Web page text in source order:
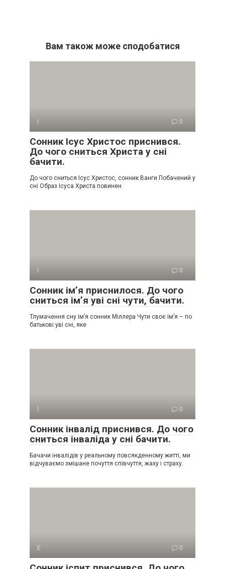
Вам також може сподобатися
0
Сонник Ісус Христос приснився.
До чого сниться Христа у сні
бачити.
До чого сниться Ісус Христос, сонник Ванги Побачений у
сні Образ Ісуса Христа повинен
0
Сонник ім’я приснилося. До чого
сниться ім’я уві сні чути, бачити.
Тлумачення сну ім’я сонник Міллера Чути своє ім’я – по
батькові уві сні, яке
0
Сонник інвалід приснився. До чого
сниться інваліда у сні бачити.
Бачачи інвалідів у реальному повсякденному житті, ми
відчуваємо змішане почуття співчуття, жаху і страху.
Е 0